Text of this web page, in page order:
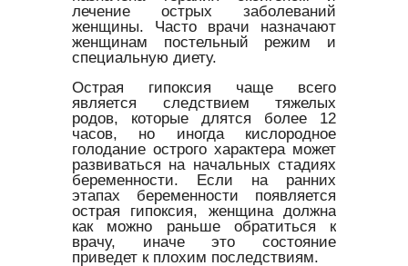
лечение острых заболеваний
женщины. Часто врачи назначают
женщинам постельный режим и
специальную диету.
Острая гипоксия чаще всего
является следствием тяжелых
родов, которые длятся более 12
часов, но иногда кислородное
голодание острого характера может
развиваться на начальных стадиях
беременности. Если на ранних
этапах беременности появляется
острая гипоксия, женщина должна
как можно раньше обратиться к
врачу, иначе это состояние
приведет к плохим последствиям.